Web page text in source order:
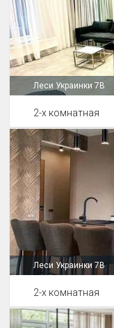
Леси Украинки 7В
2-х комнатная
Леси Украинки 7В
2-х комнатная